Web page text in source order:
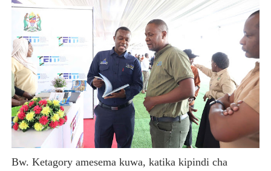
Bw. Ketagory amesema kuwa, katika kipindi cha